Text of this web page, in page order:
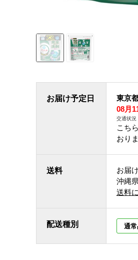
お届け予定日 東京
08月
交通状況
こち
おり
送料 お届
沖縄
送料
配送種別 通